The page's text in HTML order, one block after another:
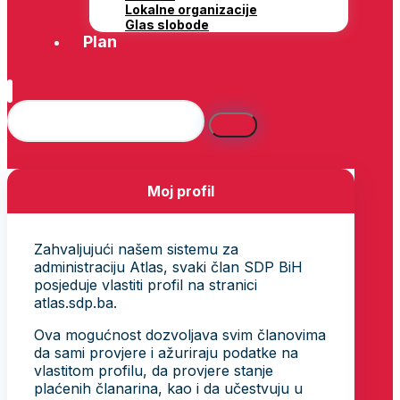
Lokalne organizacije
Glas slobode
Plan
Moj profil
Zahvaljujući našem sistemu za
administraciju Atlas, svaki član SDP BiH
posjeduje vlastiti profil na stranici
atlas.sdp.ba.
Ova mogućnost dozvoljava svim članovima
da sami provjere i ažuriraju podatke na
vlastitom profilu, da provjere stanje
plaćenih članarina, kao i da učestvuju u